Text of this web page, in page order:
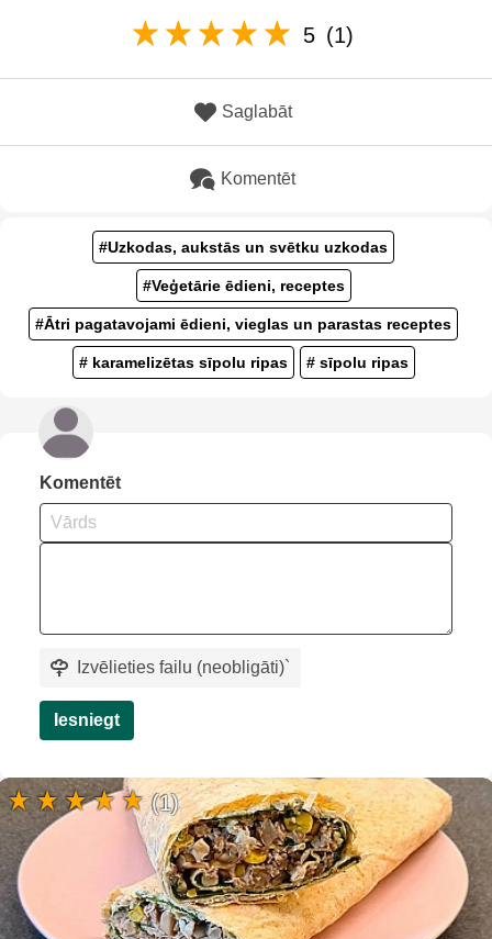
5 (1)
Saglabāt
Komentēt
#Uzkodas, aukstās un svētku uzkodas
#Veģetārie ēdieni, receptes
#Ātri pagatavojami ēdieni, vieglas un parastas receptes
# karamelizētas sīpolu ripas # sīpolu ripas
Komentēt
Izvēlieties failu (neobligāti)`
Iesniegt
(1)